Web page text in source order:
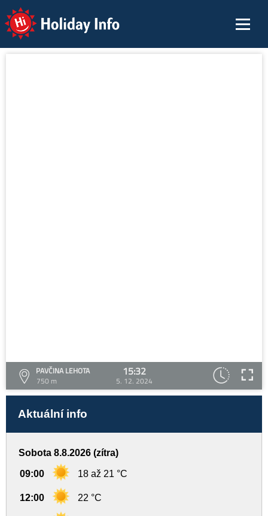
Holiday Info
PAVČINA LEHOTA
750 m
15:32
5. 12. 2024
Aktuální info
Sobota 8.8.2026 (zítra)
09:00 18 až 21 °C
12:00 22 °C